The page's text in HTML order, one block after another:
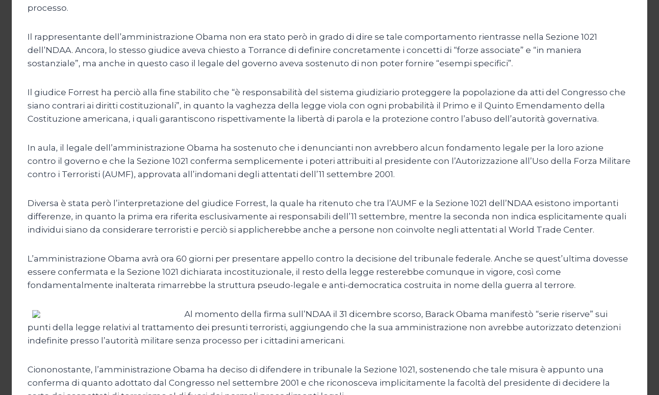
processo.
Il rappresentante dell’amministrazione Obama non era stato però in grado di dire se tale comportamento rientrasse nella Sezione 1021
dell’NDAA. Ancora, lo stesso giudice aveva chiesto a Torrance di definire concretamente i concetti di “forze associate” e “in maniera
sostanziale”, ma anche in questo caso il legale del governo aveva sostenuto di non poter fornire “esempi specifici”.
Il giudice Forrest ha perciò alla fine stabilito che “è responsabilità del sistema giudiziario proteggere la popolazione da atti del Congresso che
siano contrari ai diritti costituzionali”, in quanto la vaghezza della legge viola con ogni probabilità il Primo e il Quinto Emendamento della
Costituzione americana, i quali garantiscono rispettivamente la libertà di parola e la protezione contro l’abuso dell’autorità governativa.
In aula, il legale dell’amministrazione Obama ha sostenuto che i denuncianti non avrebbero alcun fondamento legale per la loro azione
contro il governo e che la Sezione 1021 conferma semplicemente i poteri attribuiti al presidente con l’Autorizzazione all’Uso della Forza Militare
contro i Terroristi (AUMF), approvata all’indomani degli attentati dell’11 settembre 2001.
Diversa è stata però l’interpretazione del giudice Forrest, la quale ha ritenuto che tra l’AUMF e la Sezione 1021 dell’NDAA esistono importanti
differenze, in quanto la prima era riferita esclusivamente ai responsabili dell’11 settembre, mentre la seconda non indica esplicitamente quali
individui siano da considerare terroristi e perciò si applicherebbe anche a persone non coinvolte negli attentati al World Trade Center.
L’amministrazione Obama avrà ora 60 giorni per presentare appello contro la decisione del tribunale federale. Anche se quest’ultima dovesse
essere confermata e la Sezione 1021 dichiarata incostituzionale, il resto della legge resterebbe comunque in vigore, così come
fondamentalmente inalterata rimarrebbe la struttura pseudo-legale e anti-democratica costruita in nome della guerra al terrore.
Al momento della firma sull’NDAA il 31 dicembre scorso, Barack Obama manifestò “serie riserve” sui
punti della legge relativi al trattamento dei presunti terroristi, aggiungendo che la sua amministrazione non avrebbe autorizzato detenzioni
indefinite presso l’autorità militare senza processo per i cittadini americani.
Ciononostante, l’amministrazione Obama ha deciso di difendere in tribunale la Sezione 1021, sostenendo che tale misura è appunto una
conferma di quanto adottato dal Congresso nel settembre 2001 e che riconosceva implicitamente la facoltà del presidente di decidere la